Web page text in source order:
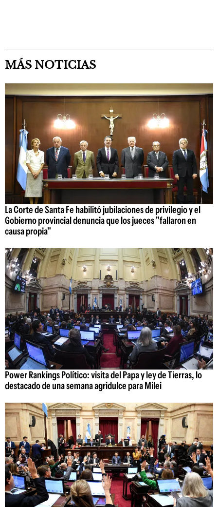
MÁS NOTICIAS
La Corte de Santa Fe habilitó jubilaciones de privilegio y el
Gobierno provincial denuncia que los jueces "fallaron en
causa propia"
Power Rankings Político: visita del Papa y ley de Tierras, lo
destacado de una semana agridulce para Milei